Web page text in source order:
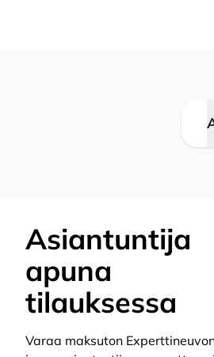
Asiantuntija
apuna
tilauksessa
Varaa maksuton